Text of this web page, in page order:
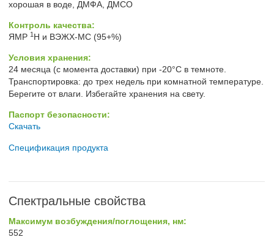
хорошая в воде, ДМФА, ДМСО
Контроль качества:
ЯМР 1 H и ВЭЖХ-МС (95+%)
Условия хранения:
24 месяца (с момента доставки) при -20°C в темноте.
Транспортировка: до трех недель при комнатной температуре.
Берегите от влаги. Избегайте хранения на свету.
Паспорт безопасности:
Скачать
Спецификация продукта
Спектральные свойства
Максимум возбуждения/поглощения, нм:
552